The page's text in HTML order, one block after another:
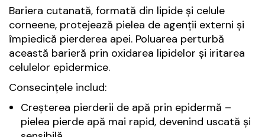
Bariera cutanată, formată din lipide și celule
corneene, protejează pielea de agenții externi și
împiedică pierderea apei. Poluarea perturbă
această barieră prin oxidarea lipidelor și iritarea
celulelor epidermice.
Consecințele includ:
Creșterea pierderii de apă prin epidermă –
pielea pierde apă mai rapid, devenind uscată și